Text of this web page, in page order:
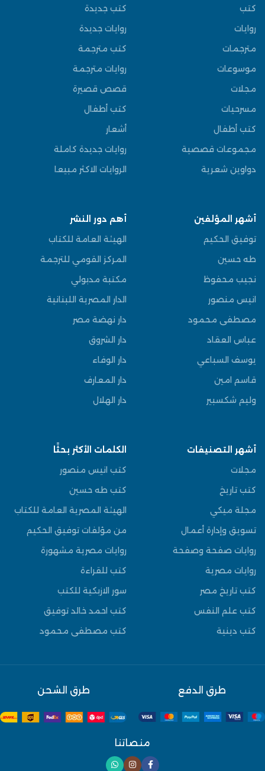
كتب
روايات
مترجمات
موسوعات
مجلات
مسرحيات
كتب أطفال
مجموعات قصصية
دواوين شعرية
كتب جديدة
روايات جديدة
كتب مترجمة
روايات مترجمة
قصص قصيرة
كتب أطفال
أشعار
روايات جديدة كاملة
الروايات الاكثر مبيعا
أشهر المؤلفين
توفيق الحكيم
طه حسين
نجيب محفوظ
انيس منصور
مصطفى محمود
عباس العقاد
يوسف السباعي
قاسم امين
وليم شكسبير
أهم دور النشر
الهيئة العامة للكتاب
المركز القومي للترجمة
مكتبة مدبولي
الدار المصرية اللبنانية
دار نهضة مصر
دار الشروق
دار الوفاء
دار المعارف
دار الهلال
أشهر التصنيفات
مجلات
كتب تاريخ
مجلة ميكي
تسويق وإدارة أعمال
روايات صفحة وصفحة
روايات مصرية
كتب تاريخ مصر
كتب علم النفس
كتب دينية
الكلمات الأكثر بحثًا
كتب انيس منصور
كتب طه حسين
الهيئة المصرية العامة للكتاب
من مؤلفات توفيق الحكيم
روايات مصرية مشهورة
كتب للقراءة
سور الازبكية للكتب
كتب احمد خالد توفيق
كتب مصطفى محمود
طرق الدفع طرق الشحن
منصاتنا